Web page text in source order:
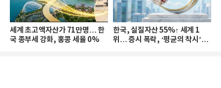
세계 초고액자산가 71만명… 한
국 종부세 강화, 홍콩 세율 0%
한국, 실질자산 55%↑ 세계 1
위… 증시 폭락, ‘평균의 착시’와